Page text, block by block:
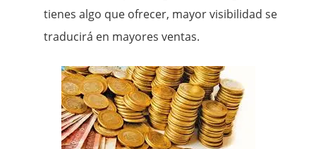
tienes algo que ofrecer, mayor visibilidad se
traducirá en mayores ventas.